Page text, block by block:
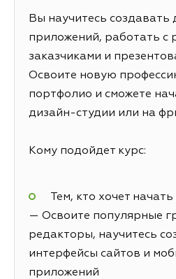
Вы научитесь создавать
приложений, работать с
заказчиками и
Освоите новую
портфолио и сможете
дизайн-студии или на
Кому подойдет курс:
Тем, кто хочет
— Освоите популярные
редакторы, научитесь
интерфейсы сайтов и
приложений